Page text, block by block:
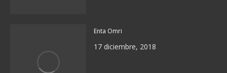
Enta Omri
17 diciembre, 2018